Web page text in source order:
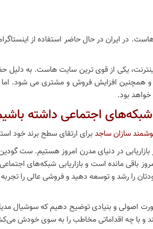
در ایران در حال حاضر استفاده از
درصد از کل ترافیک اینترنت، یکی از قوی ترین سایت
و همچنین افزایش فروش و مشتری می شود.
اجتماعی داشته
سازان ساجد برای ارتقای سطح برند خود
در دنیای مدرن امروز هستیم. ست
باقی مانده است و بازاریابی شبکه‌های
را رشد و توسعه دهید و فروشی عالی را
اصولی و بنیادی توضیح دهیم که سوشیال
و با چه اقداماتی مخاطب را به سوی خودش